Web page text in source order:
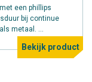
een phillips
bij continue
metaal. ...
Bekijk product